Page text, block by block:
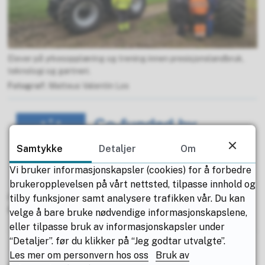
Elever på yrkesopplæring og trening innen presisjonslandbruk,
teknologi og gartneri.
Matteus Valentin Los
Publisert av Nina Kristine Hovde Røed
Publisert 21.11.2025 14.57 Sist endret 08.12.2025 09.58
Samtykke Detaljer
Om
Vi bruker informasjonskapsler (cookies) for å forbedre
brukeropplevelsen på vårt nettsted, tilpasse innhold og
tilby funksjoner samt analysere trafikken vår. Du kan
velge å bare bruke nødvendige informasjonskapslene,
eller tilpasse bruk av informasjonskapsler under
“Detaljer”. før du klikker på “Jeg godtar utvalgte”.
Les mer om personvern hos oss
Bruk av